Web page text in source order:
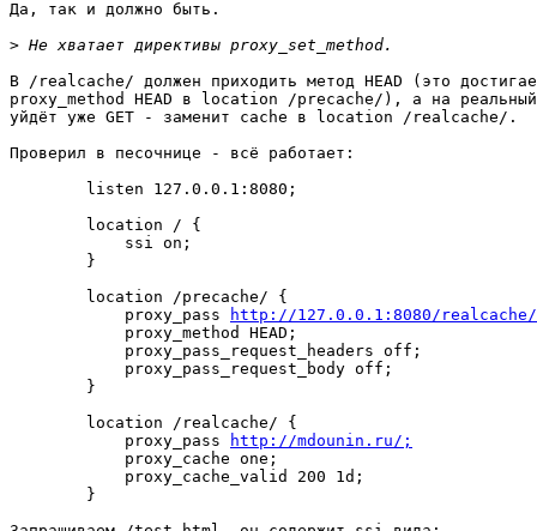
Да, так и должно быть.
>
В /realcache/ должен приходить метод HEAD (это
proxy_method HEAD в location /precache/), а на
уйдёт уже GET - заменит cache в location /realcache/.
Проверил в песочнице - всё работает:
        listen 127.0.0.1:8080;
        location / {
            ssi on;
        }
        location /precache/ {
            proxy_pass
http://127.0.0.1:8080/
            proxy_method HEAD;
            proxy_pass_request_headers off;
            proxy_pass_request_body off;
        }
        location /realcache/ {
            proxy_pass
http://mdounin.ru/;
            proxy_cache one;
            proxy_cache_valid 200 1d;
        }